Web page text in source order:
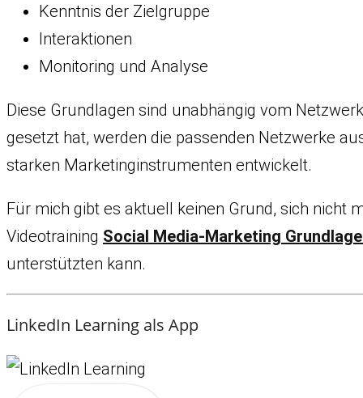
Kenntnis der Zielgruppe
Interaktionen
Monitoring und Analyse
Diese Grundlagen sind unabhängig vom
gesetzt hat, werden die passenden Netzwerke
starken Marketinginstrumenten entwickelt.
Für mich gibt es aktuell keinen Grund, sich nicht
Videotraining Social Media-Marketing
unterstützten kann.
LinkedIn Learning als App